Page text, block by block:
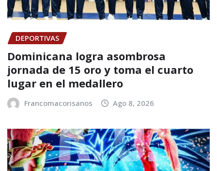
DEPORTIVAS
Dominicana logra asombrosa
jornada de 15 oro y toma el cuarto
lugar en el medallero
Francomacorisanos Ago 8, 2026